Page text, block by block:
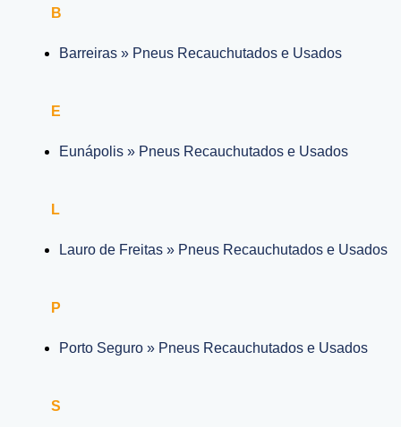
B
Barreiras » Pneus Recauchutados e Usados
E
Eunápolis » Pneus Recauchutados e Usados
L
Lauro de Freitas » Pneus Recauchutados e Usados
P
Porto Seguro » Pneus Recauchutados e Usados
S